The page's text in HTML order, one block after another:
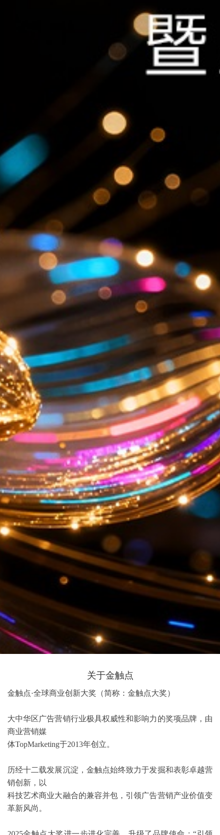
关于金触点
金触点·全球商业创新大奖（简称：金触点大奖）
大中华区广告营销行业极具权威性和影响力的奖项品牌，由
商业营销媒
体TopMarketing于2013年创立。
历经十二载发展沉淀，金触点始终致力于发掘和表彰卓越营
销创新，以
科技艺术商业大融合的兼容并包，引领广告营销产业价值变
革新风尚。